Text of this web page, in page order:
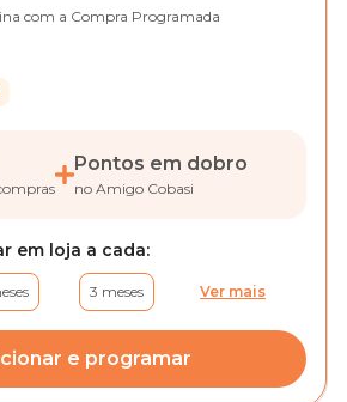
com a Compra Programada
Pontos em dobro
no Amigo Cobasi
em loja a cada:
3 meses Ver mais
e programar